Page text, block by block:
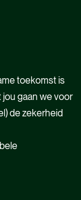
toekomst is
gaan we voor
de zekerheid